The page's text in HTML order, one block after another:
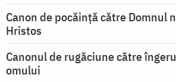
Canon de pocăință către Domnul
Hristos
Canonul de rugăciune către
omului